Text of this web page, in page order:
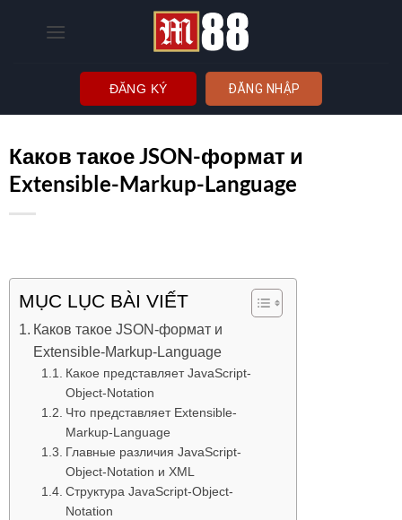
ĐĂNG KÝ ĐĂNG NHẬP
Каков такое JSON-формат и
Extensible-Markup-Language
MỤC LỤC BÀI VIẾT
Каков такое JSON-формат и
Extensible-Markup-Language
Какое представляет JavaScript-
Object-Notation
Что представляет Extensible-
Markup-Language
Главные различия JavaScript-
Object-Notation и XML
Структура JavaScript-Object-
Notation